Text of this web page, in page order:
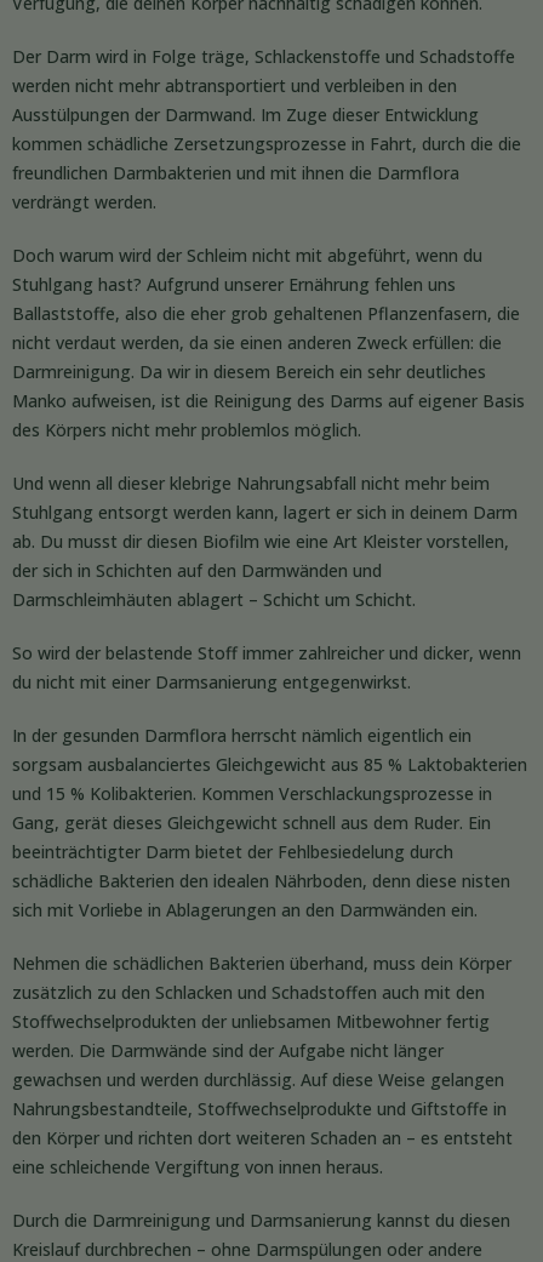
Der Darm wird in Folge träge, Schlackenstoffe und Schadstoffe
werden nicht mehr abtransportiert und verbleiben in den
Ausstülpungen der Darmwand. Im Zuge dieser Entwicklung
kommen schädliche Zersetzungsprozesse in Fahrt, durch die die
freundlichen Darmbakterien und mit ihnen die Darmflora
verdrängt werden.
Doch warum wird der Schleim nicht mit abgeführt, wenn du
Stuhlgang hast? Aufgrund unserer Ernährung fehlen uns
Ballaststoffe, also die eher grob gehaltenen Pflanzenfasern, die
nicht verdaut werden, da sie einen anderen Zweck erfüllen: die
Darmreinigung. Da wir in diesem Bereich ein sehr deutliches
Manko aufweisen, ist die Reinigung des Darms auf eigener Basis
des Körpers nicht mehr problemlos möglich.
Und wenn all dieser klebrige Nahrungsabfall nicht mehr beim
Stuhlgang entsorgt werden kann, lagert er sich in deinem Darm
ab. Du musst dir diesen Biofilm wie eine Art Kleister vorstellen,
der sich in Schichten auf den Darmwänden und
Darmschleimhäuten ablagert – Schicht um Schicht.
So wird der belastende Stoff immer zahlreicher und dicker, wenn
du nicht mit einer Darmsanierung entgegenwirkst.
In der gesunden Darmflora herrscht nämlich eigentlich ein
sorgsam ausbalanciertes Gleichgewicht aus 85 % Laktobakterien
und 15 % Kolibakterien. Kommen Verschlackungsprozesse in
Gang, gerät dieses Gleichgewicht schnell aus dem Ruder. Ein
beeinträchtigter Darm bietet der Fehlbesiedelung durch
schädliche Bakterien den idealen Nährboden, denn diese nisten
sich mit Vorliebe in Ablagerungen an den Darmwänden ein.
Nehmen die schädlichen Bakterien überhand, muss dein Körper
zusätzlich zu den Schlacken und Schadstoffen auch mit den
Stoffwechselprodukten der unliebsamen Mitbewohner fertig
werden. Die Darmwände sind der Aufgabe nicht länger
gewachsen und werden durchlässig. Auf diese Weise gelangen
Nahrungsbestandteile, Stoffwechselprodukte und Giftstoffe in
den Körper und richten dort weiteren Schaden an – es entsteht
eine schleichende Vergiftung von innen heraus.
Durch die Darmreinigung und Darmsanierung kannst du diesen
Kreislauf durchbrechen – ohne Darmspülungen oder andere